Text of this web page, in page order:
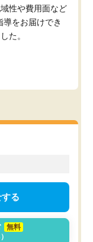
性や費用面など
をお届けでき
た。
る
無料